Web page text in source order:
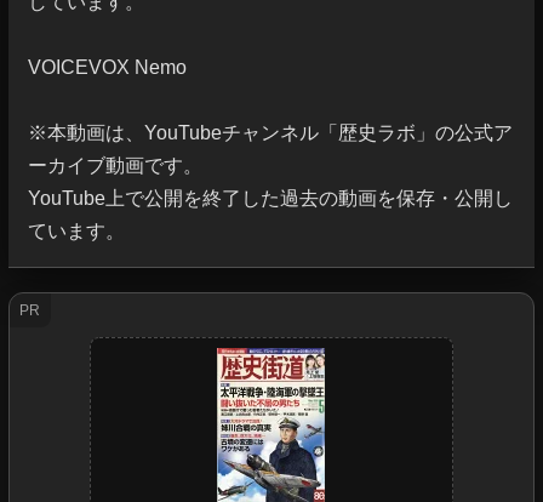
VOICEVOX Nemo
※本動画は、YouTubeチャンネル「歴史ラボ」の公式ア
ーカイブ動画です。
YouTube上で公開を終了した過去の動画を保存・公開し
ています。
PR